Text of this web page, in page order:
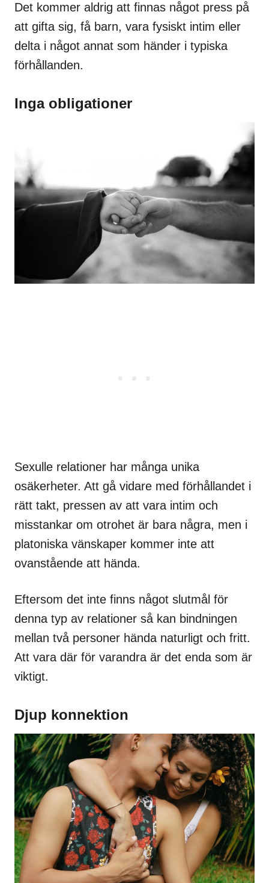
Det kommer aldrig att finnas något press på
att gifta sig, få barn, vara fysiskt intim eller
delta i något annat som händer i typiska
förhållanden.
Inga obligationer
Sexulle relationer har många unika
osäkerheter. Att gå vidare med förhållandet i
rätt takt, pressen av att vara intim och
misstankar om otrohet är bara några, men i
platoniska vänskaper kommer inte att
ovanstående att hända.
Eftersom det inte finns något slutmål för
denna typ av relationer så kan bindningen
mellan två personer hända naturligt och fritt.
Att vara där för varandra är det enda som är
viktigt.
Djup konnektion